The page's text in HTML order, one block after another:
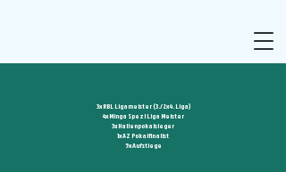
3x RBL Ligameister (3./2x4. Liga)
4x Minga Spezl Liga Meister
3x Hallenpokalsieger
1x AZ Pokalfinalist
5x Aufstiege